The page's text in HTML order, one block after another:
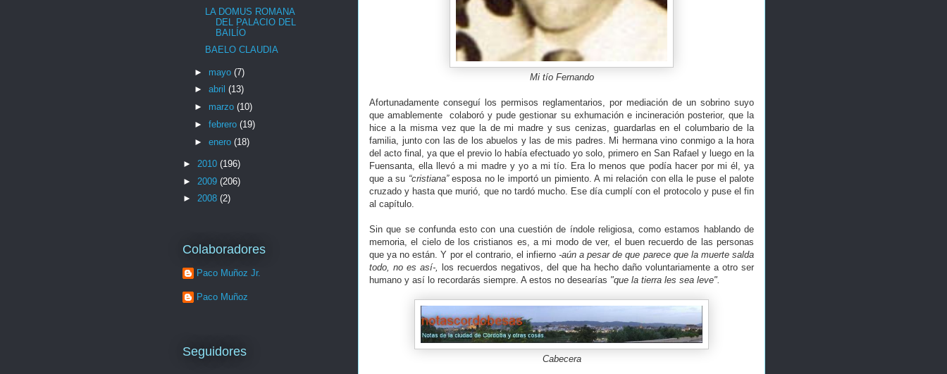
Mi tío Fernando
Afortunadamente conseguí los permisos reglamentarios, por mediación de un sobrino suyo
que amablemente colaboró y pude gestionar su exhumación e incineración posterior, que la
hice a la misma vez que la de mi madre y sus cenizas, guardarlas en el columbario de la
familia, junto con las de los abuelos y las de mis padres. Mi hermana vino conmigo a la hora
del acto final, ya que el previo lo había efectuado yo solo, primero en San Rafael y luego en la
Fuensanta, ella llevó a mi madre y yo a mi tío. Era lo menos que podía hacer por mi él, ya
que a su “cristiana”esposa no le importó un pimiento. A mi relación con ella le puse el palote
cruzado y hasta que murió, que no tardó mucho. Ese día cumplí con el protocolo y puse el fin
al capítulo.
Sin que se confunda esto con una cuestión de índole religiosa, como estamos hablando de
memoria, el cielo de los cristianos es, a mi modo de ver, el buen recuerdo de las personas
que ya no están. Y por el contrario, el infierno-aún a pesar de que parece que la muerte salda
todo, no es así-,
los recuerdos negativos, del que ha hecho daño voluntariamente a otro ser
humano y así lo recordarás siempre. A estos no desearías "que la tierra les sea leve".
Cabecera
LA DOMUS ROMANA
DEL PALACIO DEL
BAILÍO
BAELO CLAUDIA
► mayo (7)
► abril (13)
► marzo (10)
► febrero (19)
► enero (18)
► 2010 (196)
► 2009 (206)
► 2008 (2)
Colaboradores
Paco Muñoz Jr.
Paco Muñoz
Seguidores